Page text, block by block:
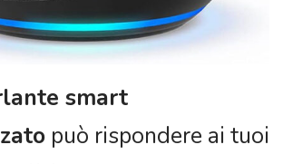
smart
può rispondere ai tuoi